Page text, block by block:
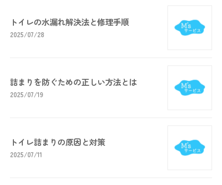
トイレの水漏れ解決法と修理手順
2025/07/28
詰まりを防ぐための正しい方法とは
2025/07/19
トイレ詰まりの原因と対策
2025/07/11